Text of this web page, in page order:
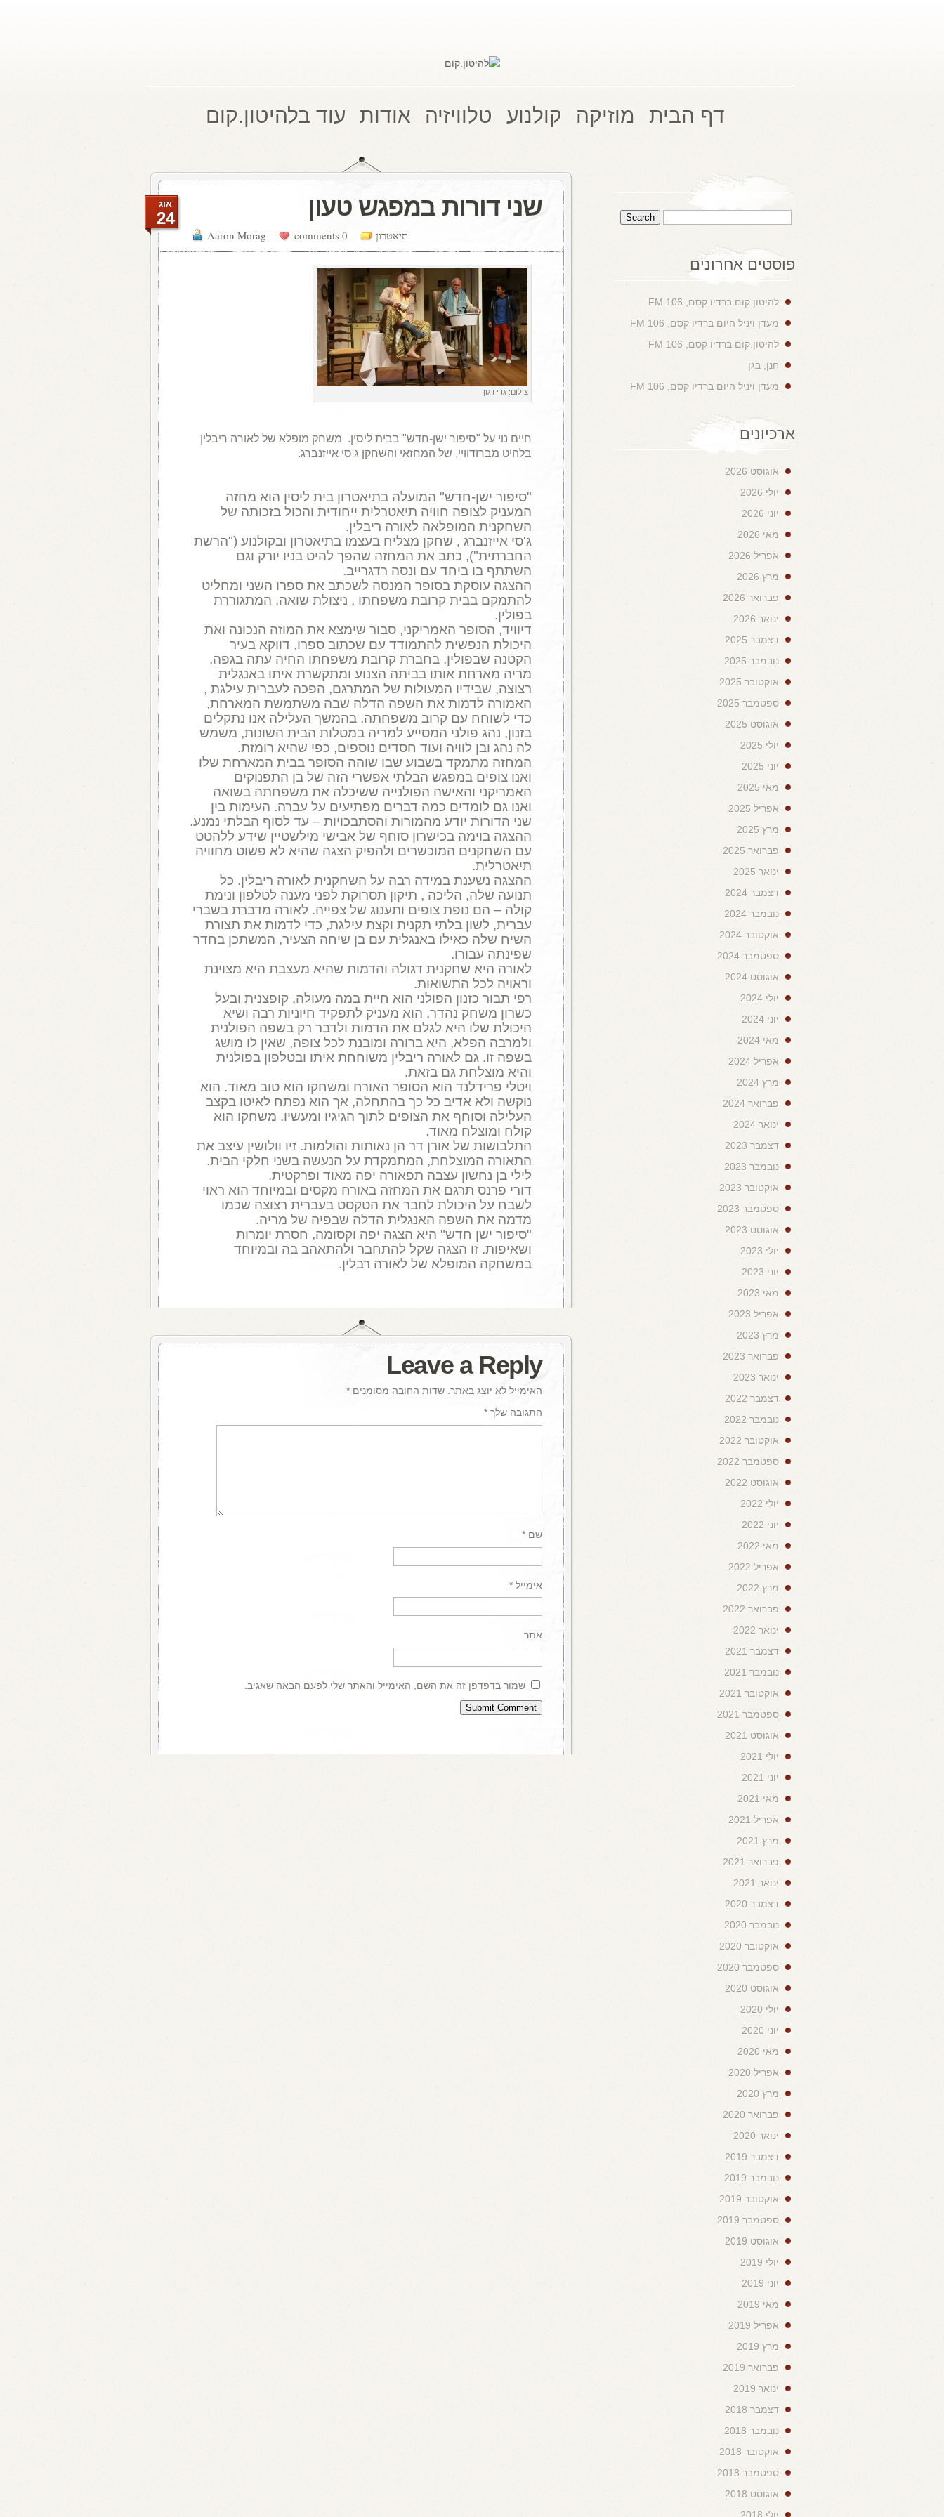
דף הבית מוזיקה קולנוע טלוויזיה אודות עוד בלהיטון.קום
שני דורות במפגש טעון
Aaron Morag 0 comments תיאטרון
אוג
24
צילום: גדי דגון
חיים נוי על "סיפור ישן-חדש" בבית ליסין. משחק מופלא של לאורה ריבלין
בלהיט מברודוויי, של המחזאי והשחקן ג'סי אייזנברג.
"סיפור ישן-חדש" המועלה בתיאטרון בית ליסין הוא מחזה
המעניק לצופה חוויה תיאטרלית ייחודית והכול בזכותה של
השחקנית המופלאה לאורה ריבלין.
ג'סי אייזנברג , שחקן מצליח בעצמו בתיאטרון ובקולנוע ("הרשת
החברתית"), כתב את המחזה שהפך להיט בניו יורק וגם
השתתף בו ביחד עם ונסה רדגרייב.
ההצגה עוסקת בסופר המנסה לשכתב את ספרו השני ומחליט
להתמקם בבית קרובת משפחתו , ניצולת שואה, המתגוררת
בפולין.
דיוויד, הסופר האמריקני, סבור שימצא את המוזה הנכונה ואת
היכולת הנפשית להתמודד עם שכתוב ספרו, דווקא בעיר
הקטנה שבפולין, בחברת קרובת משפחתו החיה עתה בגפה.
מריה מארחת אותו בביתה הצנוע ומתקשרת איתו באנגלית
רצוצה, שבידיו המעולות של המתרגם, הפכה לעברית עילגת ,
האמורה לדמות את השפה הדלה שבה משתמשת המארחת,
כדי לשוחח עם קרוב משפחתה. בהמשך העלילה אנו נתקלים
בזנון, נהג פולני המסייע למריה במטלות הבית השונות, משמש
לה נהג ובן לוויה ועוד חסדים נוספים, כפי שהיא רומזת.
המחזה מתמקד בשבוע שבו שוהה הסופר בבית המארחת שלו
ואנו צופים במפגש הבלתי אפשרי הזה של בן התפנוקים
האמריקני והאישה הפולנייה ששיכלה את משפחתה בשואה
ואנו גם לומדים כמה דברים מפתיעים על עברה. העימות בין
שני הדורות יודע מהמורות והסתבכויות – עד לסוף הבלתי נמנע.
ההצגה בוימה בכישרון סוחף של אבישי מילשטיין שידע ללהטט
עם השחקנים המוכשרים ולהפיק הצגה שהיא לא פשוט מחוויה
תיאטרלית.
ההצגה נשענת במידה רבה על השחקנית לאורה ריבלין. כל
תנועה שלה, הליכה , תיקון תסרוקת לפני מענה לטלפון ונימת
קולה – הם נופת צופים ותענוג של צפייה. לאורה מדברת בשברי
עברית, לשון בלתי תקנית וקצת עילגת, כדי לדמות את תצורת
השיח שלה כאילו באנגלית עם בן שיחה הצעיר, המשתכן בחדר
שפינתה עבורו.
לאורה היא שחקנית דגולה והדמות שהיא מעצבת היא מצוינת
וראויה לכל התשואות.
רפי תבור כזנון הפולני הוא חיית במה מעולה, קופצנית ובעל
כשרון משחק נהדר. הוא מעניק לתפקיד חיוניות רבה ושיא
היכולת שלו היא לגלם את הדמות ולדבר רק בשפה הפולנית
ולמרבה הפלא, היא ברורה ומובנת לכל צופה, שאין לו מושג
בשפה זו. גם לאורה ריבלין משוחחת איתו ובטלפון בפולנית
והיא מוצלחת גם בזאת.
ויטלי פרידלנד הוא הסופר האורח ומשחקו הוא טוב מאוד. הוא
נוקשה ולא אדיב כל כך בהתחלה, אך הוא נפתח לאיטו בקצב
העלילה וסוחף את הצופים לתוך הגיגיו ומעשיו. משחקו הוא
קולח ומוצלח מאוד.
התלבושות של אורן דר הן נאותות והולמות. זיו וולושין עיצב את
התאורה המוצלחת, המתמקדת על הנעשה בשני חלקי הבית.
לילי בן נחשון עצבה תפאורה יפה מאוד ופרקטית.
דורי פרנס תרגם את המחזה באורח מקסים ובמיוחד הוא ראוי
לשבח על היכולת לחבר את הטקסט בעברית רצוצה שכמו
מדמה את השפה האנגלית הדלה שבפיה של מריה.
"סיפור ישן חדש" היא הצגה יפה וקסומה, חסרת יומרות
ושאיפות. זו הצגה שקל להתחבר ולהתאהב בה ובמיוחד
במשחקה המופלא של לאורה רבלין.
Leave a Reply
האימייל לא יוצג באתר. שדות החובה מסומנים *
התגובה שלך *
שם *
אימייל *
אתר
שמור בדפדפן זה את השם, האימייל והאתר שלי לפעם הבאה שאגיב.
פוסטים אחרונים
להיטון.קום ברדיו קסם, 106 FM
מעדן ויניל היום ברדיו קסם, 106 FM
להיטון.קום ברדיו קסם, 106 FM
חנן, בגן
מעדן ויניל היום ברדיו קסם, 106 FM
ארכיונים
אוגוסט 2026
יולי 2026
יוני 2026
מאי 2026
אפריל 2026
מרץ 2026
פברואר 2026
ינואר 2026
דצמבר 2025
נובמבר 2025
אוקטובר 2025
ספטמבר 2025
אוגוסט 2025
יולי 2025
יוני 2025
מאי 2025
אפריל 2025
מרץ 2025
פברואר 2025
ינואר 2025
דצמבר 2024
נובמבר 2024
אוקטובר 2024
ספטמבר 2024
אוגוסט 2024
יולי 2024
יוני 2024
מאי 2024
אפריל 2024
מרץ 2024
פברואר 2024
ינואר 2024
דצמבר 2023
נובמבר 2023
אוקטובר 2023
ספטמבר 2023
אוגוסט 2023
יולי 2023
יוני 2023
מאי 2023
אפריל 2023
מרץ 2023
פברואר 2023
ינואר 2023
דצמבר 2022
נובמבר 2022
אוקטובר 2022
ספטמבר 2022
אוגוסט 2022
יולי 2022
יוני 2022
מאי 2022
אפריל 2022
מרץ 2022
פברואר 2022
ינואר 2022
דצמבר 2021
נובמבר 2021
אוקטובר 2021
ספטמבר 2021
אוגוסט 2021
יולי 2021
יוני 2021
מאי 2021
אפריל 2021
מרץ 2021
פברואר 2021
ינואר 2021
דצמבר 2020
נובמבר 2020
אוקטובר 2020
ספטמבר 2020
אוגוסט 2020
יולי 2020
יוני 2020
מאי 2020
אפריל 2020
מרץ 2020
פברואר 2020
ינואר 2020
דצמבר 2019
נובמבר 2019
אוקטובר 2019
ספטמבר 2019
אוגוסט 2019
יולי 2019
יוני 2019
מאי 2019
אפריל 2019
מרץ 2019
פברואר 2019
ינואר 2019
דצמבר 2018
נובמבר 2018
אוקטובר 2018
ספטמבר 2018
אוגוסט 2018